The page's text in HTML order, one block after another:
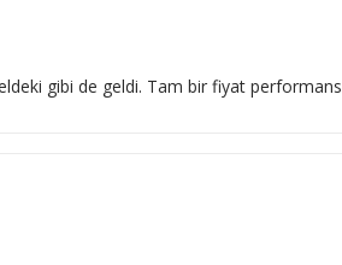
gibi de geldi. Tam bir fiyat